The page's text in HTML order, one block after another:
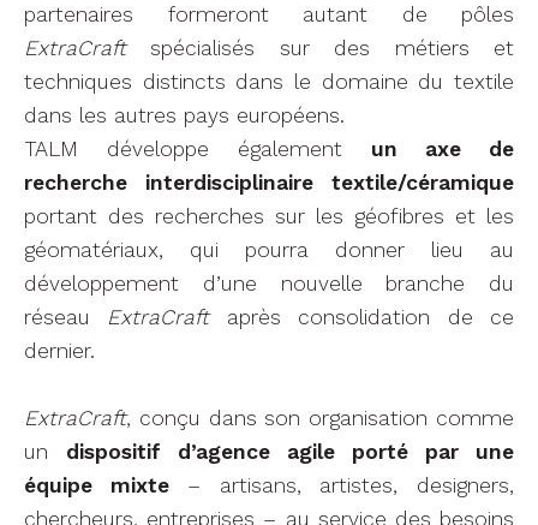
partenaires formeront autant de pôles
ExtraCraftspécialisés sur des métiers et
techniques distincts dans le domaine du textile
dans les autres pays européens.
TALM développe également un axe de
recherche interdisciplinaire textile/céramique
portant des recherches sur les géofibres et les
géomatériaux, qui pourra donner lieu au
développement d’une nouvelle branche du
réseau ExtraCraftaprès consolidation de ce
dernier.
ExtraCraft, conçu dans son organisation comme
un dispositif d’agence agile porté par une
équipe mixte– artisans, artistes, designers,
chercheurs, entreprises – au service des besoins